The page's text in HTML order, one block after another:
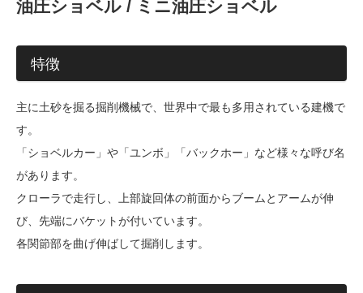
油圧ショベル / ミニ油圧ショベル
特徴
主に土砂を掘る掘削機械で、世界中で最も多用されている建機で
す。
「ショベルカー」や「ユンボ」「バックホー」など様々な呼び名
があります。
クローラで走行し、上部旋回体の前面からブームとアームが伸
び、先端にバケットが付いています。
各関節部を曲げ伸ばして掘削します。